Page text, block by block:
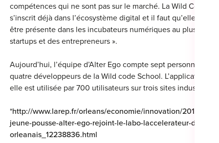
compétences qui ne sont pas sur le marché. La Wild Code
s’inscrit déjà dans l’écosystème digital et il faut qu’elle
être présente dans les incubateurs numériques au plus près
startups et des entrepreneurs ».
Aujourd’hui, l’équipe d’Alter Ego compte sept personnes
quatre développeurs de la Wild code School. L’application
elle est utilisée par 700 utilisateurs sur trois sites industriels.
*http://www.larep.fr/orleans/economie/innovation/2017/01/
jeune-pousse-alter-ego-rejoint-le-labo-laccelerateur-de-
orleanais_12238836.html